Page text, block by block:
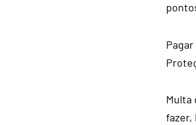
Multa
fazer,